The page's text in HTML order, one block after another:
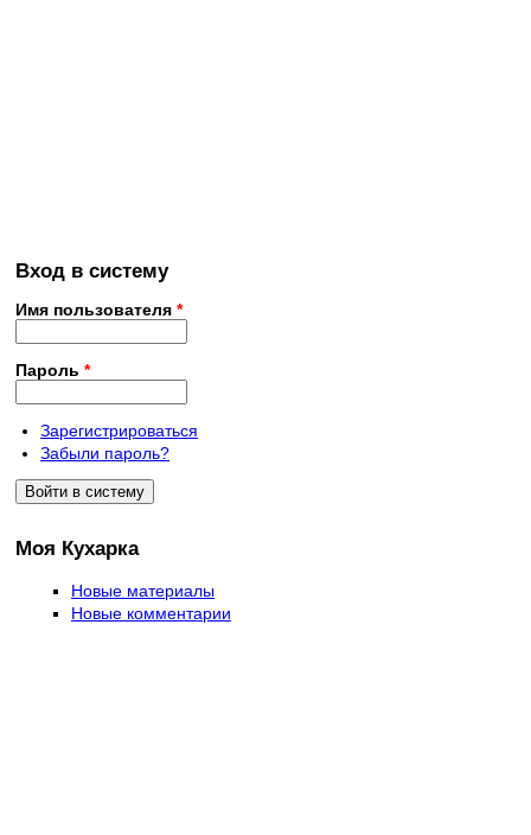
Вход в систему
Имя пользователя *
Пароль *
Зарегистрироваться
Забыли пароль?
Моя Кухарка
Новые материалы
Новые комментарии